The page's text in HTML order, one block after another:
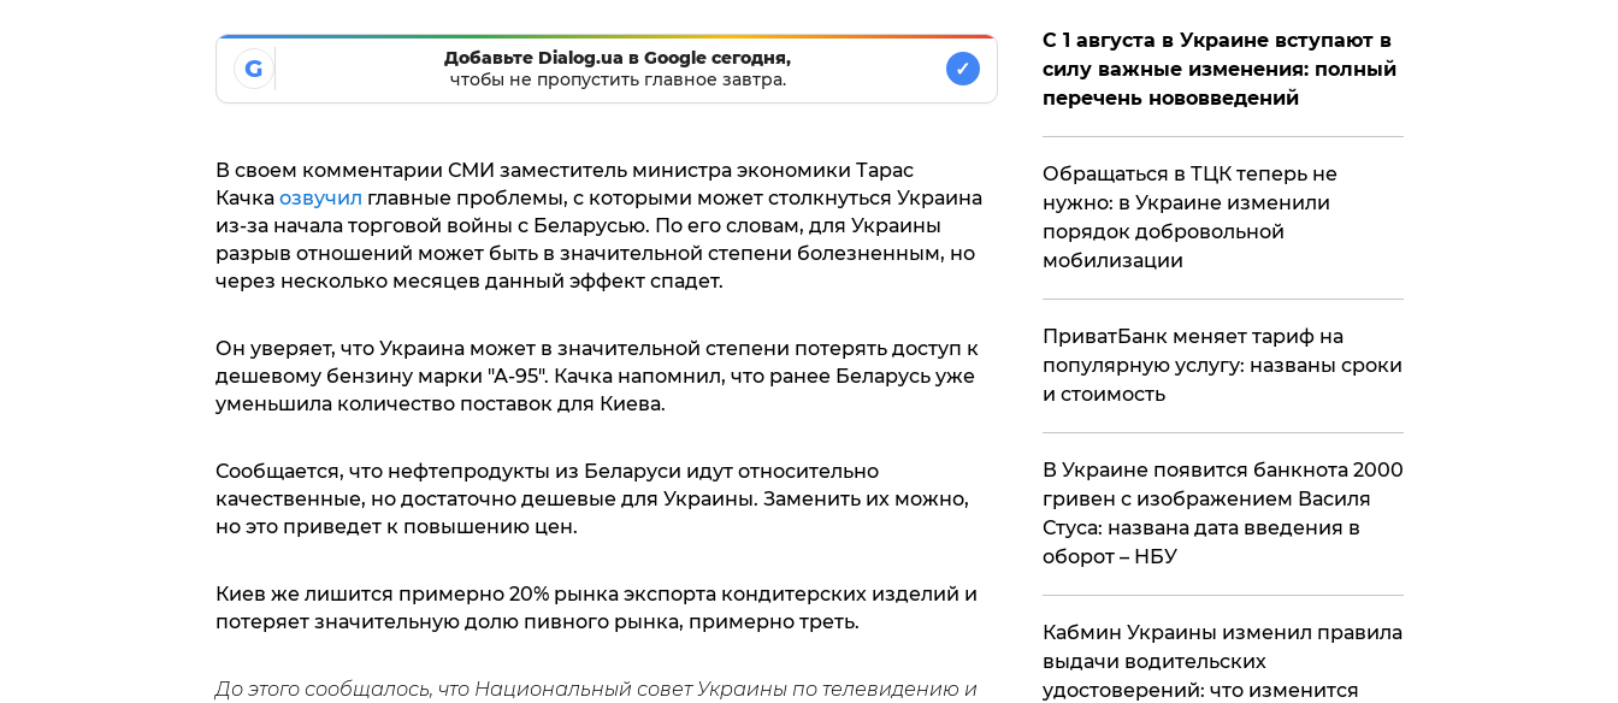
G
Добавьте Dialog.ua в Google сегодня,
чтобы не пропустить главное завтра.
✓
В своем комментарии СМИ заместитель министра экономики Тарас
Качка озвучил главные проблемы, с которыми может столкнуться Украина
из-за начала торговой войны с Беларусью. По его словам, для Украины
разрыв отношений может быть в значительной степени болезненным, но
через несколько месяцев данный эффект спадет.
Он уверяет, что Украина может в значительной степени потерять доступ к
дешевому бензину марки "А-95". Качка напомнил, что ранее Беларусь уже
уменьшила количество поставок для Киева.
Сообщается, что нефтепродукты из Беларуси идут относительно
качественные, но достаточно дешевые для Украины. Заменить их можно,
но это приведет к повышению цен.
Киев же лишится примерно 20% рынка экспорта кондитерских изделий и
потеряет значительную долю пивного рынка, примерно треть.
До этого сообщалось, что Национальный совет Украины по телевидению и
С 1 августа в Украине вступают в
силу важные изменения: полный
перечень нововведений
Обращаться в ТЦК теперь не
нужно: в Украине изменили
порядок добровольной
мобилизации
ПриватБанк меняет тариф на
популярную услугу: названы сроки
и стоимость
В Украине появится банкнота 2000
гривен с изображением Василя
Стуса: названа дата введения в
оборот – НБУ
Кабмин Украины изменил правила
выдачи водительских
удостоверений: что изменится